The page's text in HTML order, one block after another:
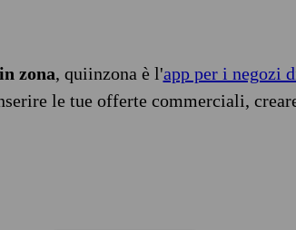
zona, quiinzona è l'app per i negozi
le tue offerte commerciali,